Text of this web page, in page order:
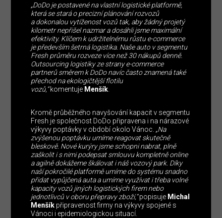
„DoDo je postavené na vlastní logistické platformě,
která se stará o precizní plánování rozvozů
a dokonalou vytíženost vozů tak, aby žádný projetý
kilometr nepřišel nazmar a dosáhli jsme maximální
efektivity. Klíčem k udržitelnému růstu e-commerce
je především šetrná logistika. Naše auto v segmentu
Fresh průměru rozveze více než 30 nákupů denně.
Outsourcing logistiky ze strany e-commerce
partnerů směrem k DoDo navíc často znamená také
přechod na ekologičtější flotilu
vozů,“komentuje Menšík
Kromě průběžného navyšování kapacit v segmentu
Fresh je společnost DoDo připravena i na nárazové
výkyvy poptávky v období okolo Vánoc. „Na
zvýšenou poptávku umíme reagovat skutečně
bleskově. Nové kurýry jsme schopni nabrat, plně
zaškolit i s nimi podepsat smlouvu kompletně online
a agilně dokážeme škálovat i náš vozový park. Díky
naší pokročilé platformě umíme do systému snadno
přidat vypůjčená auta a umíme využívat i třeba volné
kapacity vozů jiných logistických firem nebo
jednotlivců v oboru přepravy zboží,“popisuje Michal
Menšík připravenost firmy na výkyvy spojené s
Vánoci i epidemiologickou situací.